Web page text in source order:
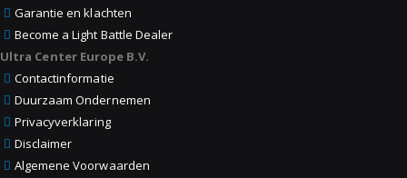
Garantie en klachten
Become a Light Battle Dealer
Ultra Center Europe B.V.
Contactinformatie
Duurzaam Ondernemen
Privacyverklaring
Disclaimer
Algemene Voorwaarden